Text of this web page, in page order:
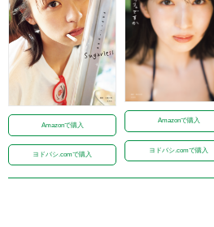
Amazonで購入
ヨドバシ.comで購入
Amazonで購入
ヨドバシ.comで購入